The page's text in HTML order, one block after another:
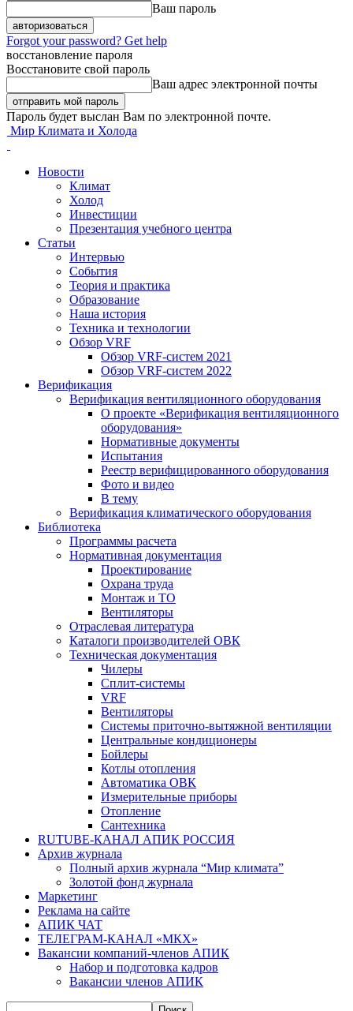
Ваш пароль
Forgot your password? Get help
восстановление пароля
Восстановите свой пароль
Ваш адрес электронной почты
Пароль будет выслан Вам по электронной почте.
Мир Климата и Холода
Новости
Климат
Холод
Инвестиции
Презентация учебного центра
Статьи
Интервью
События
Теория и практика
Образование
Наша история
Техника и технологии
Обзор VRF
Обзор VRF-систем 2021
Обзор VRF-систем 2022
Верификация
Верификация вентиляционного оборудования
О проекте «Верификация вентиляционного
оборудования»
Нормативные документы
Испытания
Реестр верифицированного оборудования
Фото и видео
В тему
Верификация климатического оборудования
Библиотека
Программы расчета
Нормативная документация
Проектирование
Охрана труда
Монтаж и ТО
Вентиляторы
Отраслевая литература
Каталоги производителей ОВК
Техническая документация
Чилеры
Сплит-системы
VRF
Вентиляторы
Системы приточно-вытяжной вентиляции
Центральные кондиционеры
Бойлеры
Котлы отопления
Автоматика ОВК
Измерительные приборы
Отопление
Сантехника
RUTUBE-КАНАЛ АПИК РОССИЯ
Архив журнала
Полный архив журнала “Мир климата”
Золотой фонд журнала
Маркетинг
Реклама на сайте
АПИК ЧАТ
ТЕЛЕГРАМ-КАНАЛ «МКХ»
Вакансии компаний-членов АПИК
Набор и подготовка кадров
Вакансии членов АПИК